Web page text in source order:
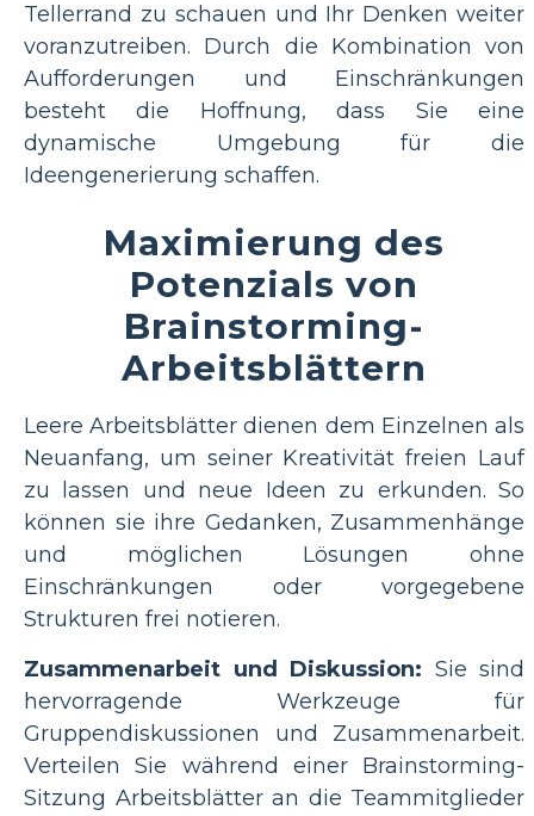
Tellerrand zu schauen und Ihr Denken weiter
voranzutreiben. Durch die Kombination von
Aufforderungen und Einschränkungen
besteht die Hoffnung, dass Sie eine
dynamische Umgebung für die
Ideengenerierung schaffen.
Maximierung des
Potenzials von
Brainstorming-
Arbeitsblättern
Leere Arbeitsblätter dienen dem Einzelnen als
Neuanfang, um seiner Kreativität freien Lauf
zu lassen und neue Ideen zu erkunden. So
können sie ihre Gedanken, Zusammenhänge
und möglichen Lösungen ohne
Einschränkungen oder vorgegebene
Strukturen frei notieren.
Zusammenarbeit und Diskussion: Sie sind
hervorragende Werkzeuge für
Gruppendiskussionen und Zusammenarbeit.
Verteilen Sie während einer Brainstorming-
Sitzung Arbeitsblätter an die Teammitglieder